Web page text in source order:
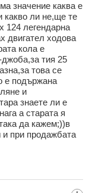
значение каква е
какво ли не,ще те
124 легендарна
двигател ходова
кола е
тия 25
това се
е подържана
и
знаете ли е
а старата я
да кажем;))в
и при продажбата